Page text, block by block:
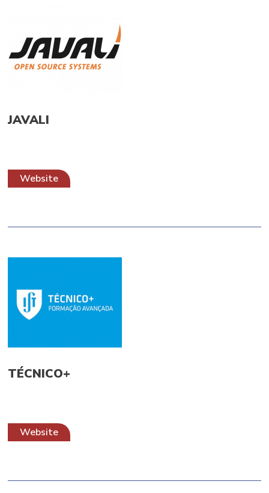
JAVALI
Website
TÉCNICO+
Website